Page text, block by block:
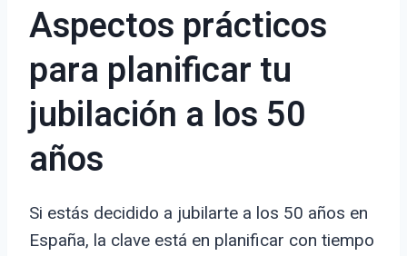
Aspectos prácticos
para planificar tu
jubilación a los 50
años
Si estás decidido a jubilarte a los 50 años en
España, la clave está en planificar con tiempo